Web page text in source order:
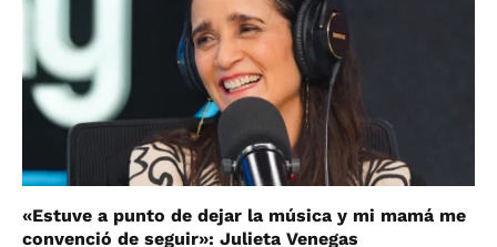
«Estuve a punto de dejar la música y mi mamá me
convenció de seguir»: Julieta Venegas